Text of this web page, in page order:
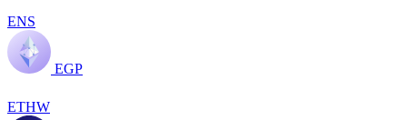
ENS
EGP
ETHW